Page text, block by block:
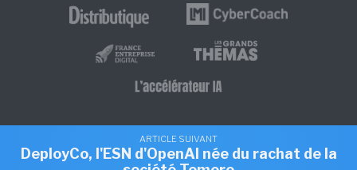
ARTICLE SUIVANT
DeployCo, l'ESN d'OpenAI née du rachat de la